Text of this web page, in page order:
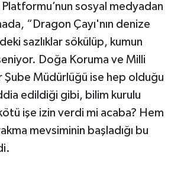
sosyal medyadan
“Dragon Çayı'nın denize
sazlıklar sökülüp, kumun
Doğa Koruma ve Milli
Şube Müdürlüğü ise hep olduğu
edildiği gibi, bilim kurulu
işe izin verdi mi acaba? Hem
mevsiminin başladığı bu